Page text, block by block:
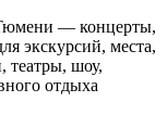
— концерты,
экскурсий, места,
театры, шоу,
отдыха